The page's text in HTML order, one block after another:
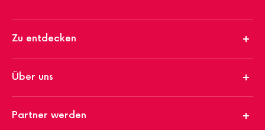
Zu entdecken
Über uns
Partner werden